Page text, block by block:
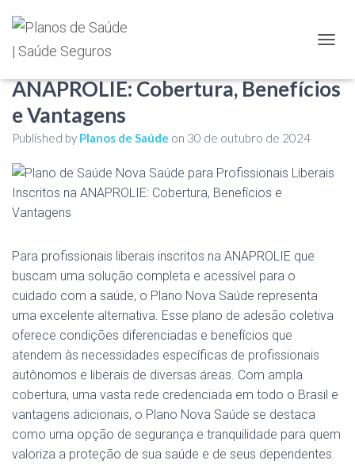
Plano de Saúde Nova Saúde para
Profissionais Liberais Inscritos na
ANAPROLIE: Cobertura, Benefícios
e Vantagens
Published by Planos de Saúde on 30 de outubro de 2024
Para profissionais liberais inscritos na ANAPROLIE que
buscam uma solução completa e acessível para o
cuidado com a saúde, o Plano Nova Saúde representa
uma excelente alternativa. Esse plano de adesão coletiva
oferece condições diferenciadas e benefícios que
atendem às necessidades específicas de profissionais
autônomos e liberais de diversas áreas. Com ampla
cobertura, uma vasta rede credenciada em todo o Brasil e
vantagens adicionais, o Plano Nova Saúde se destaca
como uma opção de segurança e tranquilidade para quem
valoriza a proteção de sua saúde e de seus dependentes.